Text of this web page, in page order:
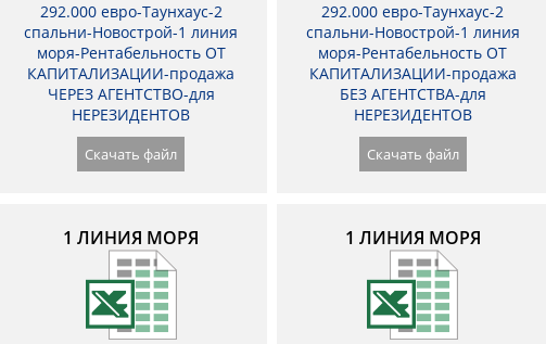
292.000 евро-Таунхаус-2
спальни-Новострой-1 линия
моря-Рентабельность ОТ
КАПИТАЛИЗАЦИИ-продажа
ЧЕРЕЗ АГЕНТСТВО-для
НЕРЕЗИДЕНТОВ
Скачать файл
292.000 евро-Таунхаус-2
спальни-Новострой-1 линия
моря-Рентабельность ОТ
КАПИТАЛИЗАЦИИ-продажа
БЕЗ АГЕНТСТВА-для
НЕРЕЗИДЕНТОВ
Скачать файл
1 ЛИНИЯ МОРЯ 1 ЛИНИЯ МОРЯ